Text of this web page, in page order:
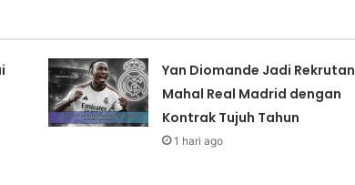
Yan Diomande Jadi Rekrutan
Mahal Real Madrid dengan
Kontrak Tujuh Tahun
1 hari ago